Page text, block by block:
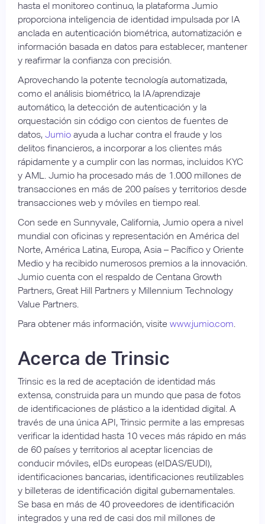
hasta el monitoreo continuo, la plataforma Jumio
proporciona inteligencia de identidad impulsada por IA
anclada en autenticación biométrica, automatización e
información basada en datos para establecer, mantener
y reafirmar la confianza con precisión.
Aprovechando la potente tecnología automatizada,
como el análisis biométrico, la IA/aprendizaje
automático, la detección de autenticación y la
orquestación sin código con cientos de fuentes de
datos, Jumio ayuda a luchar contra el fraude y los
delitos financieros, a incorporar a los clientes más
rápidamente y a cumplir con las normas, incluidos KYC
y AML. Jumio ha procesado más de 1.000 millones de
transacciones en más de 200 países y territorios desde
transacciones web y móviles en tiempo real.
Con sede en Sunnyvale, California, Jumio opera a nivel
mundial con oficinas y representación en América del
Norte, América Latina, Europa, Asia – Pacífico y Oriente
Medio y ha recibido numerosos premios a la innovación.
Jumio cuenta con el respaldo de Centana Growth
Partners, Great Hill Partners y Millennium Technology
Value Partners.
Para obtener más información, visite www.jumio.com
Acerca de Trinsic
Trinsic es la red de aceptación de identidad más
extensa, construida para un mundo que pasa de fotos
de identificaciones de plástico a la identidad digital. A
través de una única API, Trinsic permite a las empresas
verificar la identidad hasta 10 veces más rápido en más
de 60 países y territorios al aceptar licencias de
conducir móviles, eIDs europeas (eIDAS/EUDI),
identificaciones bancarias, identificaciones reutilizables
y billeteras de identificación digital gubernamentales.
Se basa en más de 40 proveedores de identificación
integrados y una red de casi dos mil millones de